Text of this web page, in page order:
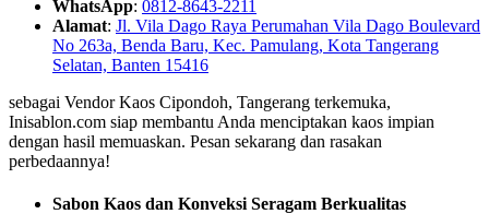
WhatsApp: 0812-8643-2211
Alamat: Jl. Vila Dago Raya Perumahan Vila Dago Boulevard
No 263a, Benda Baru, Kec. Pamulang, Kota Tangerang
Selatan, Banten 15416
sebagai Vendor Kaos Cipondoh, Tangerang terkemuka,
Inisablon.com siap membantu Anda menciptakan kaos impian
dengan hasil memuaskan. Pesan sekarang dan rasakan
perbedaannya!
Sabon Kaos dan Konveksi Seragam Berkualitas